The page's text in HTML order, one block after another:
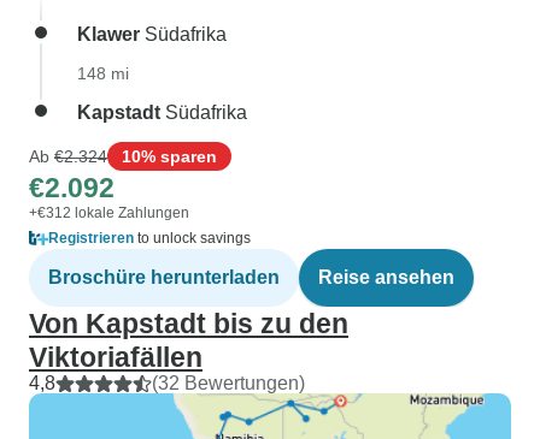
Klawer Südafrika
148 mi
Kapstadt Südafrika
Ab €2.324 10% sparen
€2.092
+€312 lokale Zahlungen
Registrieren to unlock savings
Broschüre herunterladen Reise ansehen
Von Kapstadt bis zu den
Viktoriafällen
4,8 (32 Bewertungen)